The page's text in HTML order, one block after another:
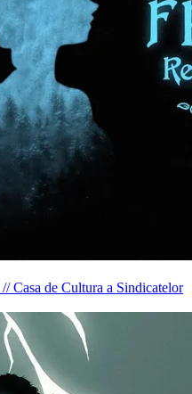
//Casa de Cultura a Sindicatelor